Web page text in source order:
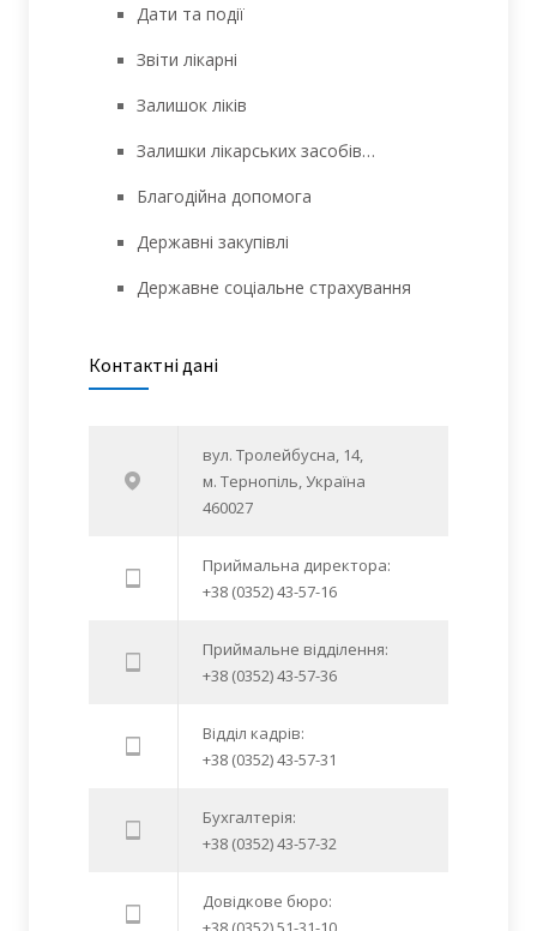
Дати та події
Звіти лікарні
Залишок ліків
Залишки лікарських засобів…
Благодійна допомога
Державні закупівлі
Державне соціальне страхування
Контактні дані
вул. Тролейбусна, 14,
м. Тернопіль, Україна
460027
Приймальна директора:
+38 (0352) 43-57-16
Приймальне відділення:
+38 (0352) 43-57-36
Відділ кадрів:
+38 (0352) 43-57-31
Бухгалтерія:
+38 (0352) 43-57-32
Довідкове бюро: